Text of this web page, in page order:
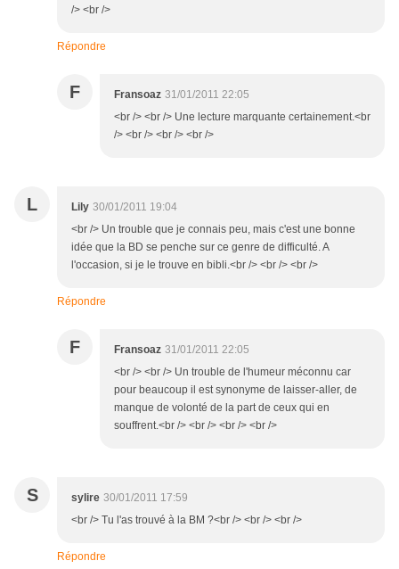
/> <br />
Répondre
F Fransoaz 31/01/2011 22:05
<br /> <br /> Une lecture marquante certainement.<br
/> <br /> <br /> <br />
L Lily 30/01/2011 19:04
<br /> Un trouble que je connais peu, mais c'est une bonne
idée que la BD se penche sur ce genre de difficulté. A
l'occasion, si je le trouve en bibli.<br /> <br /> <br />
Répondre
F Fransoaz 31/01/2011 22:05
<br /> <br /> Un trouble de l'humeur méconnu car
pour beaucoup il est synonyme de laisser-aller, de
manque de volonté de la part de ceux qui en
souffrent.<br /> <br /> <br /> <br />
S sylire 30/01/2011 17:59
<br /> Tu l'as trouvé à la BM ?<br /> <br /> <br />
Répondre